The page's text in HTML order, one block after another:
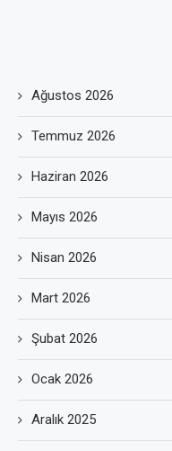
Ağustos 2026
Temmuz 2026
Haziran 2026
Mayıs 2026
Nisan 2026
Mart 2026
Şubat 2026
Ocak 2026
Aralık 2025